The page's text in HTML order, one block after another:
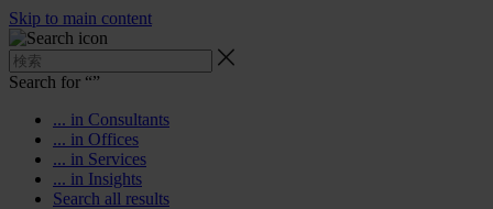
Skip to main content
Search for “”
... in Consultants
... in Offices
... in Services
... in Insights
Search all results